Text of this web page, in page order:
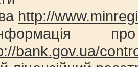
http://
bank.gov.ua/